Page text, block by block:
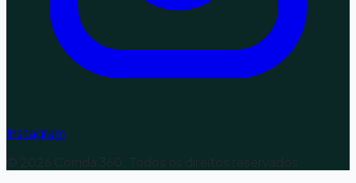
Instagram
© 2026 Corrida 360. Todos os direitos reservados.